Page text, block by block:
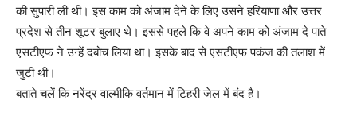
की सुपारी ली थी। इस काम को अंजाम देने के लिए उसने हरियाणा और उत्तर
प्रदेश से तीन शूटर बुलाए थे। इससे पहले कि वे अपने काम को अंजाम दे पाते
एसटीएफ ने उन्हें दबोच लिया था। इसके बाद से एसटीएफ पकंज की तलाश में
जुटी थी।
बताते चलें कि नरेंद्र वाल्मीकि वर्तमान में टिहरी जेल में बंद है।